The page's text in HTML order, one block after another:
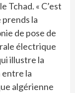
Tchad. « C’est
la
de pose de
électrique
illustre la
la
algérienne